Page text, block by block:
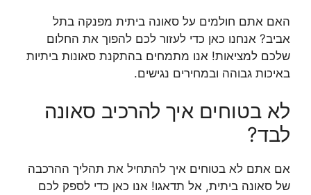
האם אתם חולמים על סאונה ביתית מפנקה בתל
אביב? אנחנו כאן כדי לעזור לכם להפוך את החלום
שלכם למציאות! אנו מתמחים בהתקנת סאונות ביתיות
באיכות גבוהה ובמחירים נגישים.
לא בטוחים איך להרכיב סאונה
לבד?
אם אתם לא בטוחים איך להתחיל את תהליך ההרכבה
של סאונה ביתית, אל תדאגו! אנו כאן כדי לספק לכם